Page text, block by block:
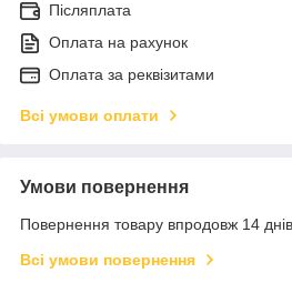
Післяплата
Оплата на рахунок
Оплата за реквізитами
Всі умови оплати
Умови повернення
Повернення товару впродовж 14
Всі умови повернення